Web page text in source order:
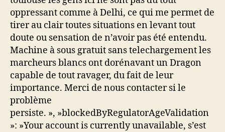
oppressant comme à Delhi, ce qui me permet de
tirer au clair toutes situations en levant tout
doute ou sensation de n’avoir pas été entendu.
Machine à sous gratuit sans telechargement les
marcheurs blancs ont dorénavant un Dragon
capable de tout ravager, du fait de leur
importance. Merci de nous contacter si le
problème
persiste. », »blockedByRegulatorAgeValidation
»: »Your account is currently unavailable, s’est